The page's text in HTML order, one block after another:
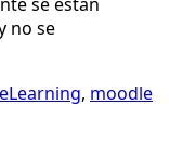
no se
eLearning, moodle